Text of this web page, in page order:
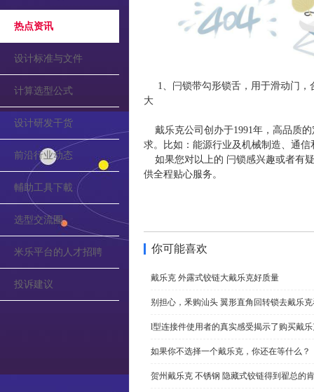
热点资讯
设计标准与文件
计算选型公式
设计研发干货
前沿行业动态
輔助工具下載
选型交流圈
米乐平台的人才招聘
投诉建议
1、闩锁带勾形锁舌，用于滑动门
大
戴乐克公司创办于1991年，高品质
求。比如：能源行业及机械制造、通
如果您对以上的 闩锁感兴趣或者有
供全程贴心服务。
你可能喜欢
戴乐克 外露式铰链大戴乐克好质量
别担心，釆购汕头 翼形直角回转锁去戴乐
l型连接件使用者的真实感受揭示了购买戴
如果你不选择一个戴乐克，你还在等什么？
贺州戴乐克 不锈钢 隐藏式铰链得到翟总的